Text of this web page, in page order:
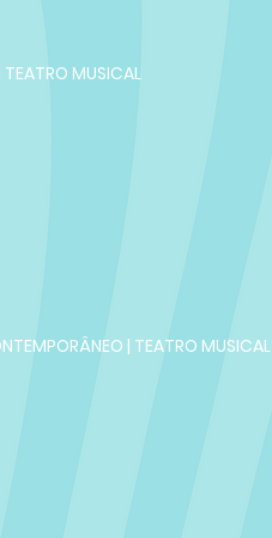
MUSICAL
| TEATRO MUSICAL